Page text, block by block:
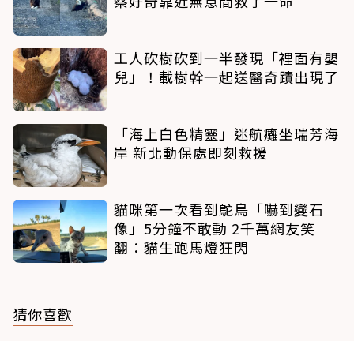
工人砍樹砍到一半發現「裡面有嬰
兒」！載樹幹一起送醫奇蹟出現了
「海上白色精靈」迷航癱坐瑞芳海
岸 新北動保處即刻救援
貓咪第一次看到鴕鳥「嚇到變石
像」5分鐘不敢動 2千萬網友笑
翻：貓生跑馬燈狂閃
猜你喜歡